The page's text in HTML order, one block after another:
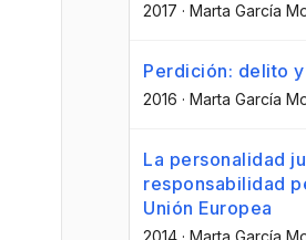
2017 · Marta García
Perdición: delito
2016 · Marta García
La personalidad
responsabilidad
Unión Europea